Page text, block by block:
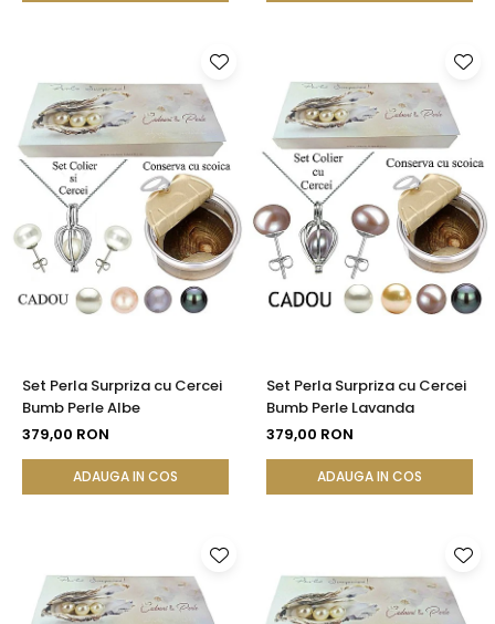
Set Perla Surpriza cu Cercei
Bumb Perle Albe
379,00 RON
ADAUGA IN COS
Set Perla Surpriza cu Cercei
Bumb Perle Lavanda
379,00 RON
ADAUGA IN COS